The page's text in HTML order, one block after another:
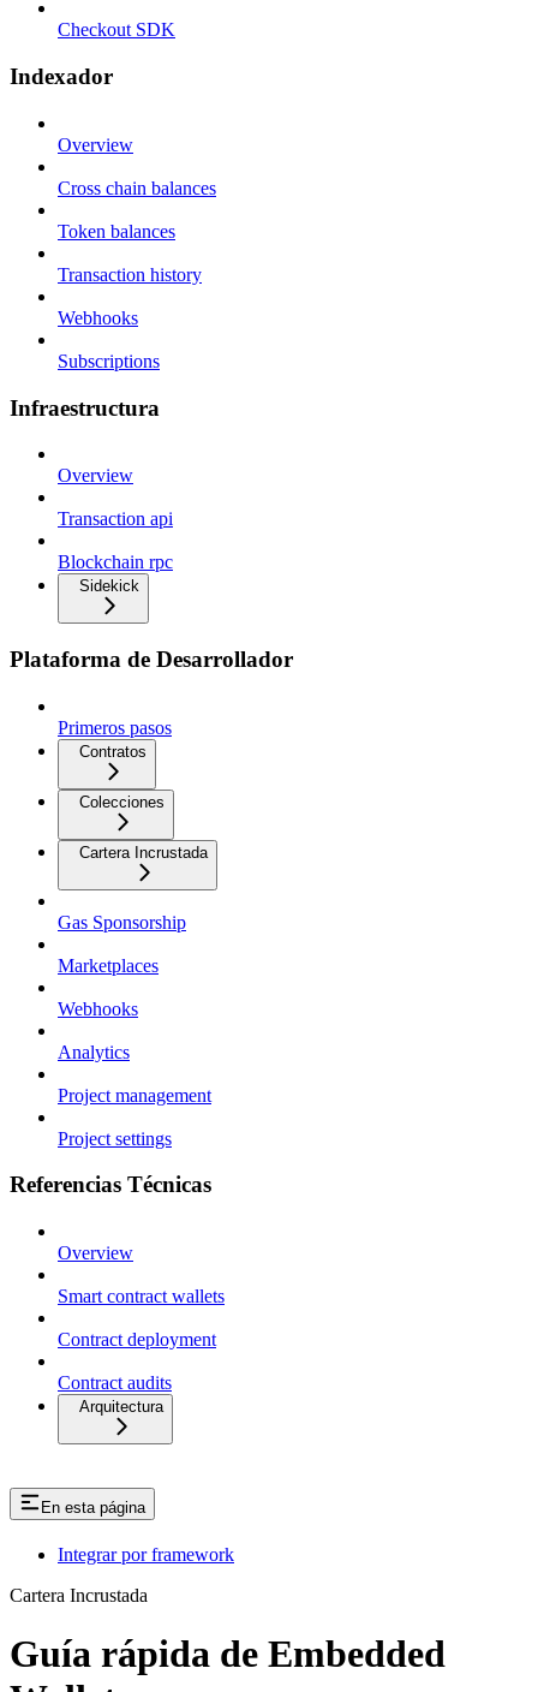
Checkout SDK
Indexador
Overview
Cross chain balances
Token balances
Transaction history
Webhooks
Subscriptions
Infraestructura
Overview
Transaction api
Blockchain rpc
Sidekick
Plataforma de Desarrollador
Primeros pasos
Contratos
Colecciones
Cartera Incrustada
Gas Sponsorship
Marketplaces
Webhooks
Analytics
Project management
Project settings
Referencias Técnicas
Overview
Smart contract wallets
Contract deployment
Contract audits
Arquitectura
En esta página
Integrar por framework
Cartera Incrustada
Guía rápida de Embedded